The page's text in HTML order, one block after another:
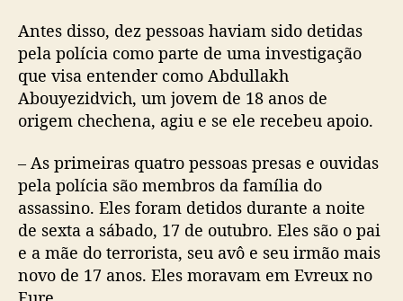
Antes disso, dez pessoas haviam sido detidas
pela polícia como parte de uma investigação
que visa entender como Abdullakh
Abouyezidvich, um jovem de 18 anos de
origem chechena, agiu e se ele recebeu apoio.
– As primeiras quatro pessoas presas e ouvidas
pela polícia são membros da família do
assassino. Eles foram detidos durante a noite
de sexta a sábado, 17 de outubro. Eles são o pai
e a mãe do terrorista, seu avô e seu irmão mais
novo de 17 anos. Eles moravam em Evreux no